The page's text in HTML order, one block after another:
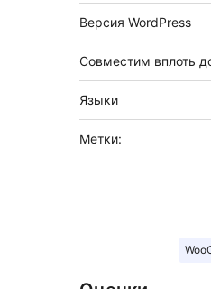
Версия WordPress
Совместим вплоть
Языки
Метки: